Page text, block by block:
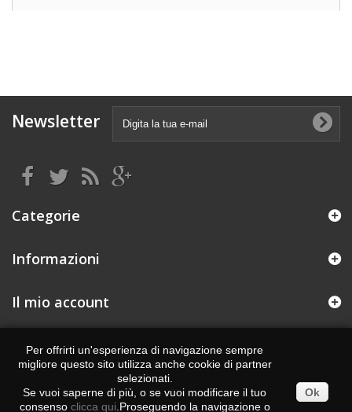
Newsletter
Categorie
Informazioni
Il mio account
Informazioni negozio
Per offrirti un'esperienza di navigazione sempre
migliore questo sito utilizza anche cookie di partner
selezionati.
Se vuoi saperne di più, o se vuoi modificare il tuo
consenso clicca qui .Proseguendo la navigazione o
Ok
Realizzato da : eCommerce solutions Degiweb.it